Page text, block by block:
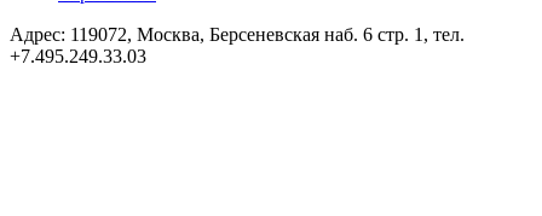
Адрес: 119072, Москва, Берсеневская наб. 6 стр. 1, тел.
+7.495.249.33.03